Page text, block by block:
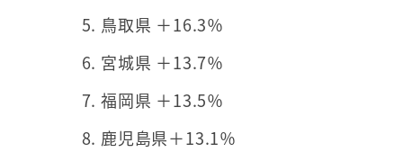
鳥取県 ＋16.3％
宮城県 ＋13.7％
福岡県 ＋13.5％
鹿児島県＋13.1％